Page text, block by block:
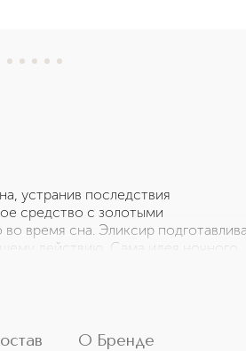
устранив последствия
средство с золотыми
время сна. Эликсир
действию. Сама идея ночного
О Бренде